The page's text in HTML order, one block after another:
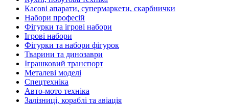
Касові апарати, супермаркети, скарбнички
Набори професій
Фігурки та ігрові набори
Ігрові набори
Фігурки та набори фігурок
Тварини та динозаври
Іграшковий транспорт
Металеві моделі
Спецтехніка
Авто-мото техніка
Залізниці, кораблі та авіація